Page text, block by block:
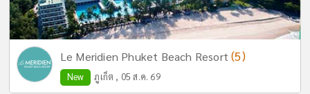
Le Meridien Phuket Beach Resort(5)
New ภูเก็ต , 05 ส.ค. 69